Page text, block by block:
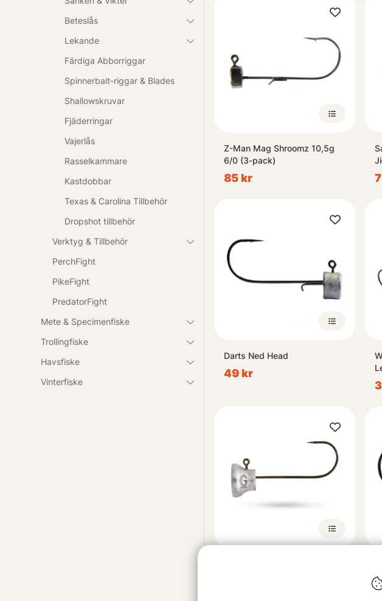
Beteslås
Lekande
Färdiga Abborriggar
Spinnerbait-riggar & Blades
Shallowskruvar
Fjäderringar
Vajerlås
Rasselkammare
Kastdobbar
Texas & Carolina Tillbehör
Dropshot tillbehör
Verktyg & Tillbehör
PerchFight
PikeFight
PredatorFight
Mete & Specimenfiske
Trollingfiske
Havsfiske
Vinterfiske
Z-Man Mag Shroomz 10,5g
6/0 (3-pack)
85 kr
Darts Ned Head
49 kr